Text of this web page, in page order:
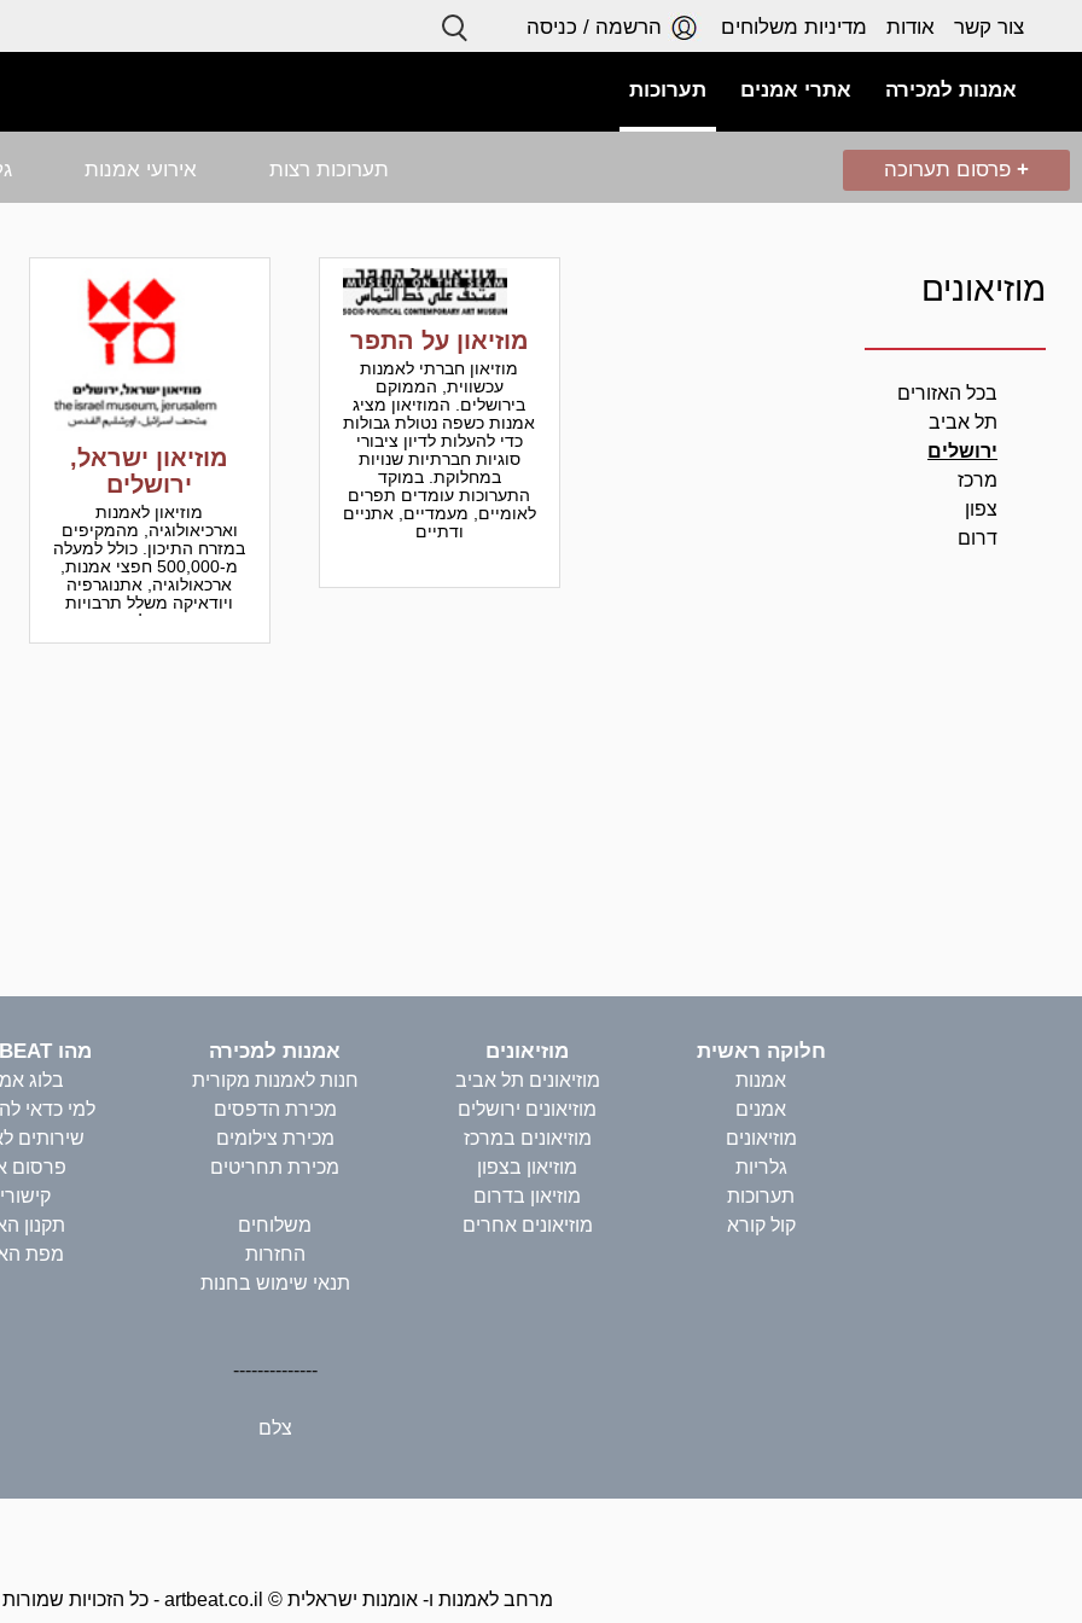
צור קשר אודות מדיניות משלוחים הרשמה / כניסה
אמנות למכירה אתרי אמנים תערוכות
+ פרסום תערוכה תערוכות רצות אירועי אמנות
מוזיאונים
בכל האזורים
תל אביב
ירושלים
מרכז
צפון
דרום
מוזיאון ישראל,
ירושלים
מוזיאון לאמנות
וארכיאולוגיה, מהמקיפים
במזרח התיכון. כולל למעלה
מ-500,000 חפצי אמנות,
ארכאולוגיה, אתנוגרפיה
ויודאיקה משלל תרבויות
העולם
מוזיאון על התפר
מוזיאון חברתי לאמנות
עכשווית, הממוקם
בירושלים. המוזיאון מציג
אמנות כשפה נטולת גבולות
כדי להעלות לדיון ציבורי
סוגיות חברתיות שנויות
במחלוקת. במוקד
התערוכות עומדים תפרים
לאומיים, מעמדיים, אתניים
ודתיים
חלוקה ראשית
אמנות
אמנים
מוזיאונים
גלריות
תערוכות
קול קורא
מוזיאונים
מוזיאונים תל אביב
מוזיאונים ירושלים
מוזיאונים במרכז
מוזיאון בצפון
מוזיאון בדרום
מוזיאונים אחרים
אמנות למכירה
חנות לאמנות מקורית
מכירת הדפסים
מכירת צילומים
מכירת תחריטים
משלוחים
החזרות
תנאי שימוש בחנות
--------------
צלם
מהו ARTBEAT?
בלוג
למי כדאי
שירותים
פרסום
תקנון
מפת
כל הזכויות שמורות ל - artbeat.co.il © מרחב לאמנות ו- אומנות ישראלית